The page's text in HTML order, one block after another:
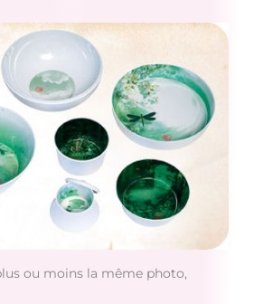
ou moins la même photo,